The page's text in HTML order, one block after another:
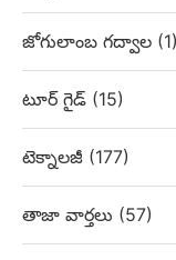
జోగులాంబ గద్వాల (1)
టూర్ గైడ్ (15)
టెక్నాలజీ (177)
తాజా వార్తలు (57)